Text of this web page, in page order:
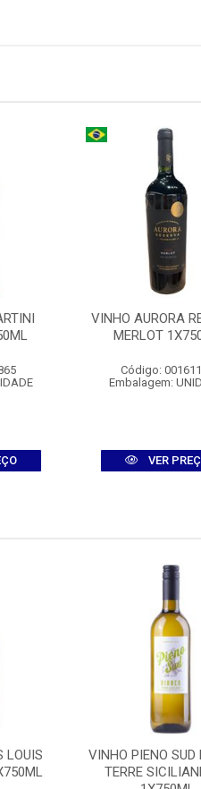
VINHO AURORA
MERLOT
Código:
Embalagem:
VER
LOUIS
VINHO PIENO SUD
TERRE